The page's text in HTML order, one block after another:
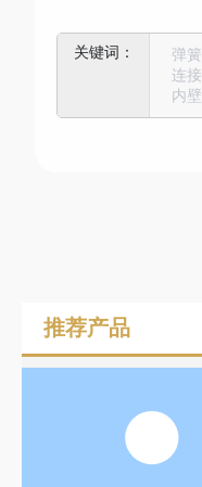
弹簧
连接
内壁
推荐产品